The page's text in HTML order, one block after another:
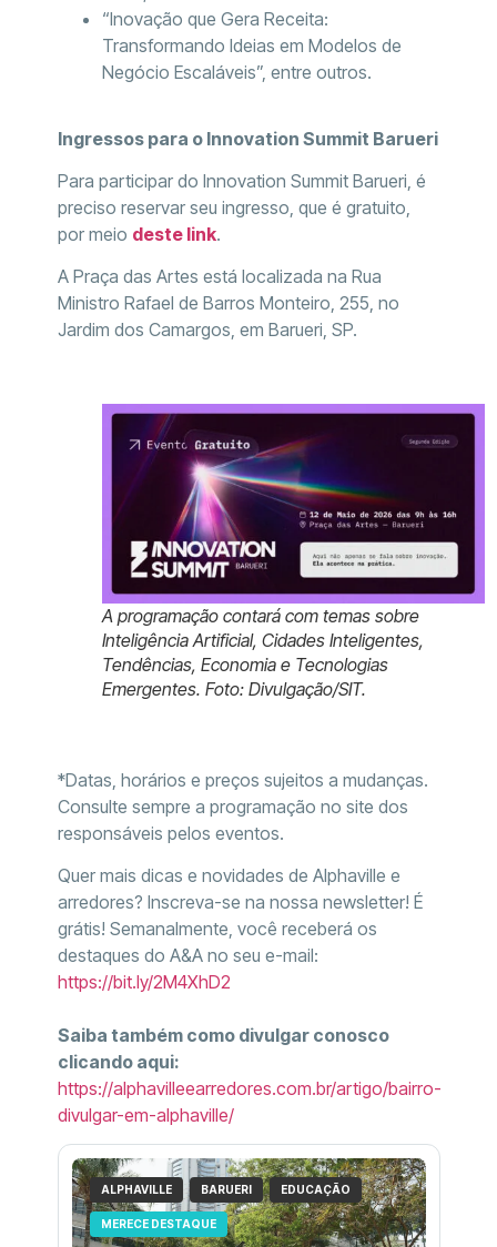
“Inovação que Gera Receita:
Transformando Ideias em Modelos de
Negócio Escaláveis”, entre outros.
Ingressos para o Innovation Summit Barueri
Para participar do Innovation Summit Barueri, é
preciso reservar seu ingresso, que é gratuito,
por meio deste link.
A Praça das Artes está localizada na Rua
Ministro Rafael de Barros Monteiro, 255, no
Jardim dos Camargos, em Barueri, SP.
A programação contará com temas sobre
Inteligência Artificial, Cidades Inteligentes,
Tendências, Economia e Tecnologias
Emergentes. Foto: Divulgação/SIT.
*Datas, horários e preços sujeitos a mudanças.
Consulte sempre a programação no site dos
responsáveis pelos eventos.
Quer mais dicas e novidades de Alphaville e
arredores? Inscreva-se na nossa newsletter! É
grátis! Semanalmente, você receberá os
destaques do A&A no seu e-mail:
https://bit.ly/2M4XhD2
Saiba também como divulgar conosco
clicando aqui:
https://alphavilleearredores.com.br/artigo/bairro-
divulgar-em-alphaville/
ALPHAVILLE BARUERI EDUCAÇÃO
MERECE DESTAQUE